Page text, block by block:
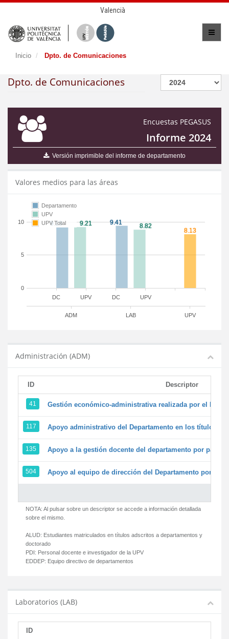
Valencià
Inicio Dpto. de Comunicaciones
Dpto. de Comunicaciones
Encuestas PEGASUS
Informe 2024
Versión imprimible del informe de departamento
Valores medios para las áreas
DC DC
UPV UPV
ADM LAB UPV
0
5
10
Departamento
UPV
UPV Total
Administración (ADM)
ID Descriptor
41 Gestión económico-administrativa realizada por el
117 Apoyo administrativo del Departamento en los títulos de
135 Apoyo a la gestión docente del departamento por parte
504 Apoyo al equipo de dirección del Departamento por
NOTA: Al pulsar sobre un descriptor se accede a información detallada
sobre el mismo.
ALUD: Estudiantes matriculados en títulos adscritos a departamentos y
doctorado
PDI: Personal docente e investigador de la UPV
EDDEP: Equipo directivo de departamentos
Laboratorios (LAB)
ID